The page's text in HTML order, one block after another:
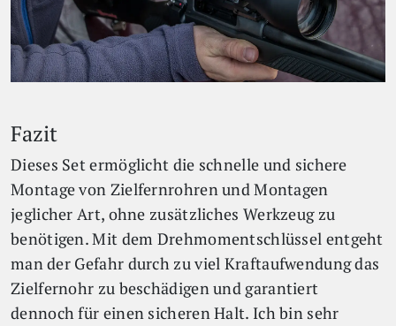
Fazit
Dieses Set ermöglicht die schnelle und sichere
Montage von Zielfernrohren und Montagen
jeglicher Art, ohne zusätzliches Werkzeug zu
benötigen. Mit dem Drehmomentschlüssel entgeht
man der Gefahr durch zu viel Kraftaufwendung das
Zielfernohr zu beschädigen und garantiert
dennoch für einen sicheren Halt. Ich bin sehr